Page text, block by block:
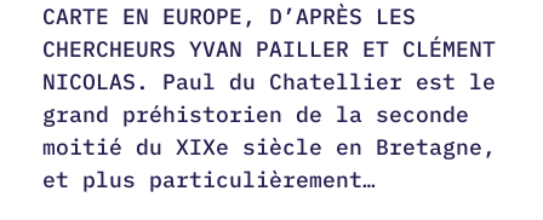
CARTE EN EUROPE, D’APRÈS LES
CHERCHEURS YVAN PAILLER ET CLÉMENT
NICOLAS. Paul du Chatellier est le
grand préhistorien de la seconde
moitié du XIXe siècle en Bretagne,
et plus particulièrement…